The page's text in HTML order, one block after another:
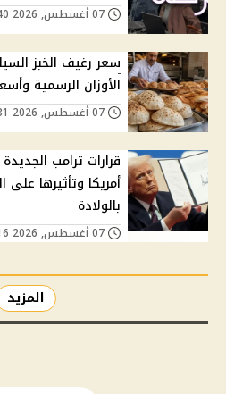
الأوزان الرسمية
قرارات ترامب
أمريكا وتأثيرها على
بالولادة
المزيد